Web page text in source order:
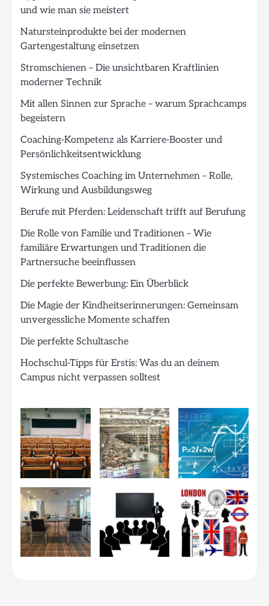
und wie man sie meistert
Natursteinprodukte bei der modernen
Gartengestaltung einsetzen
Stromschienen – Die unsichtbaren Kraftlinien
moderner Technik
Mit allen Sinnen zur Sprache – warum Sprachcamps
begeistern
Coaching-Kompetenz als Karriere-Booster und
Persönlichkeitsentwicklung
Systemisches Coaching im Unternehmen – Rolle,
Wirkung und Ausbildungsweg
Berufe mit Pferden: Leidenschaft trifft auf Berufung
Die Rolle von Familie und Traditionen – Wie
familiäre Erwartungen und Traditionen die
Partnersuche beeinflussen
Die perfekte Bewerbung: Ein Überblick
Die Magie der Kindheitserinnerungen: Gemeinsam
unvergessliche Momente schaffen
Die perfekte Schultasche
Hochschul-Tipps für Erstis: Was du an deinem
Campus nicht verpassen solltest